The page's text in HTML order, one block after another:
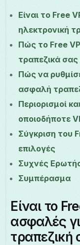
Είναι το Free
ηλεκτρονική
Πώς το Free
τραπεζικά
Πώς να
ασφαλή
Περιορισμοί
οποιοδήποτε
Σύγκριση του
επιλογές
Συχνές
Συμπέρασμα
Είναι το
ασφαλές
τραπεζική